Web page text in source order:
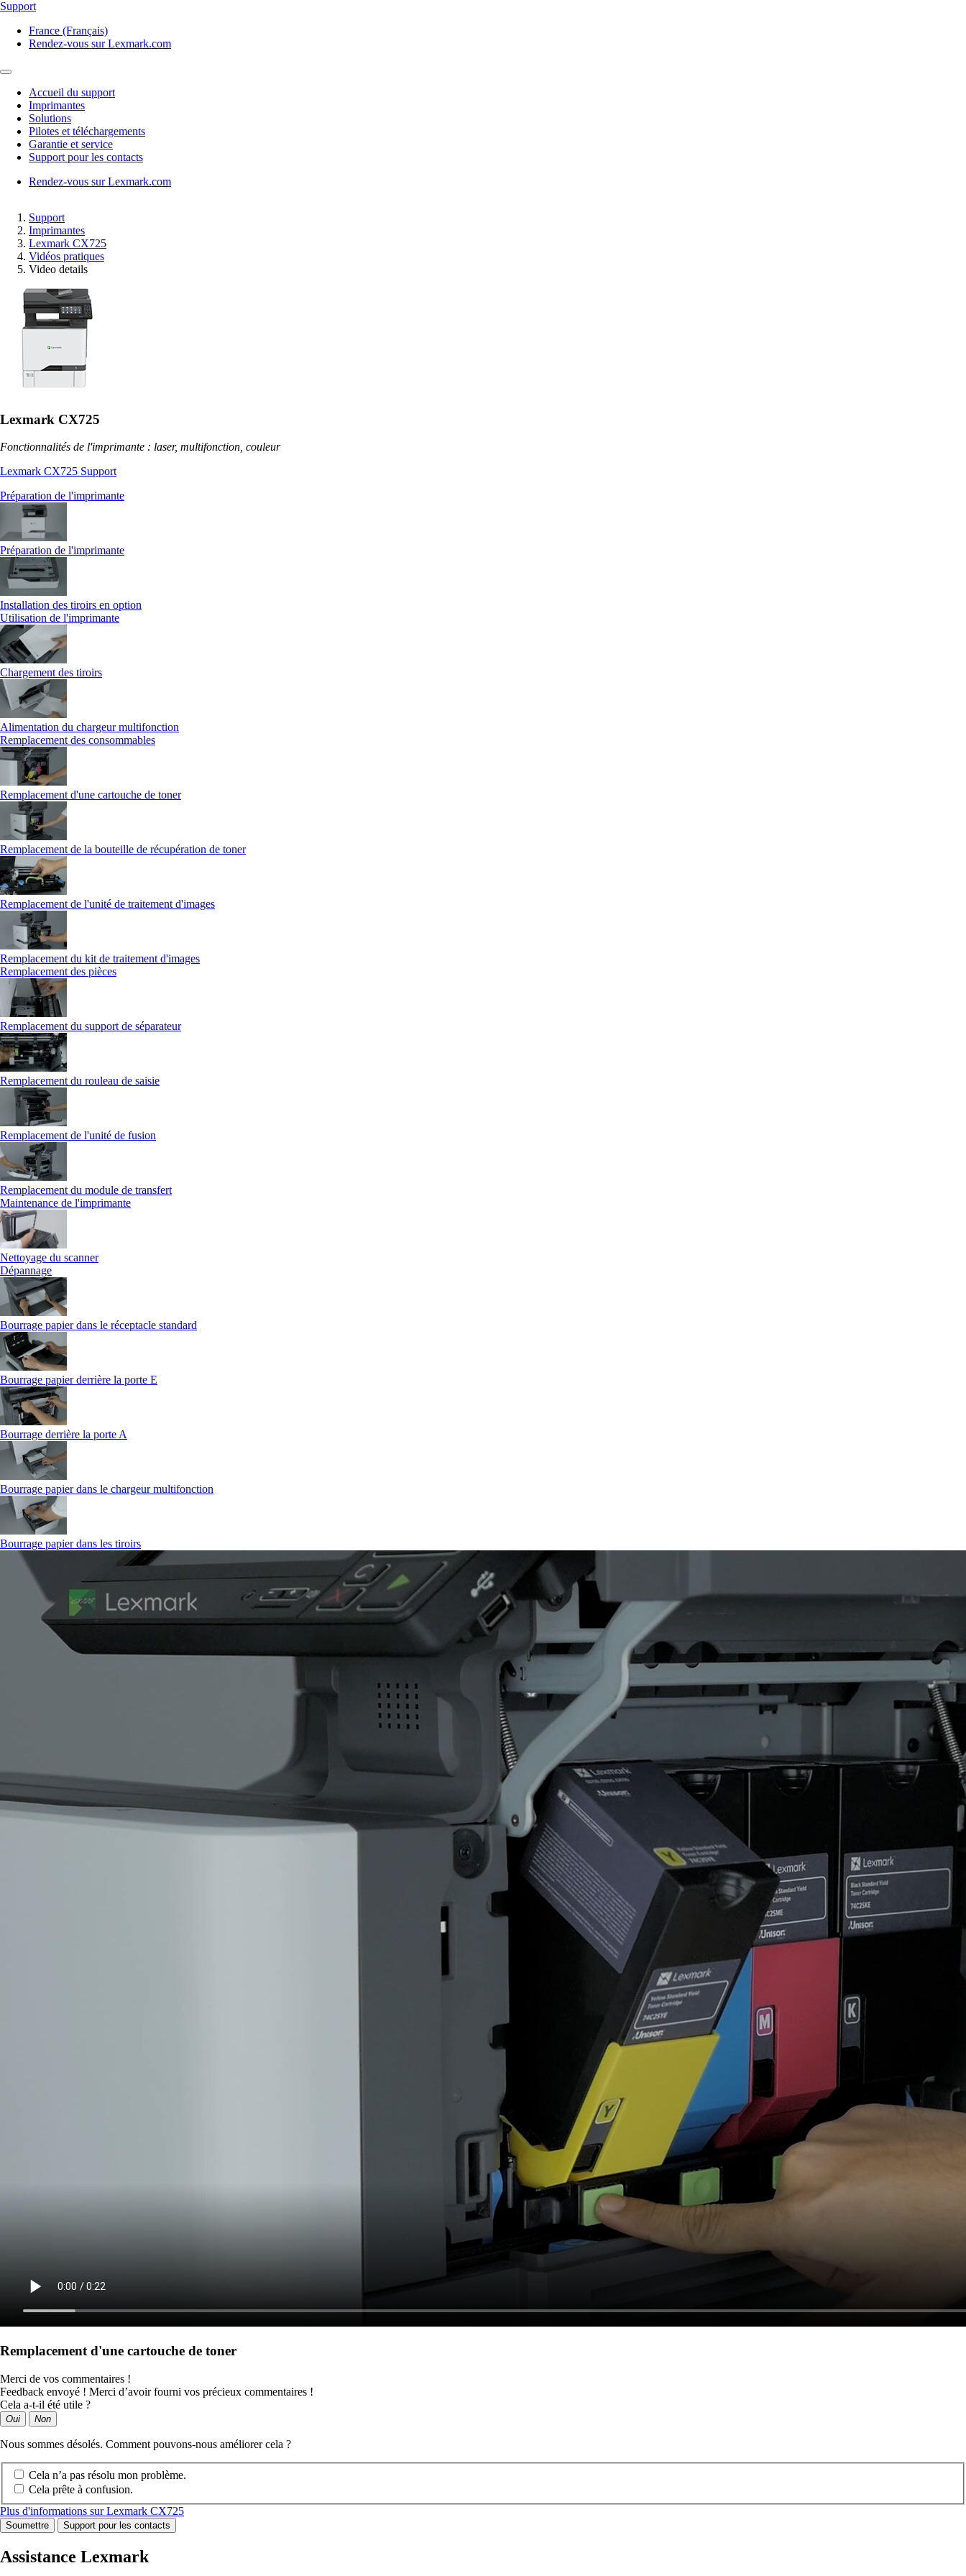
Support
France (Français)
Rendez-vous sur Lexmark.com
Accueil du support
Imprimantes
Solutions
Pilotes et téléchargements
Garantie et service
Support pour les contacts
Rendez-vous sur Lexmark.com
Support
Imprimantes
Lexmark CX725
Vidéos pratiques
Video details
Lexmark CX725
Fonctionnalités de l'imprimante : laser, multifonction, couleur
Lexmark CX725 Support
Préparation de l'imprimante
Préparation de l'imprimante
Installation des tiroirs en option
Utilisation de l'imprimante
Chargement des tiroirs
Alimentation du chargeur multifonction
Remplacement des consommables
Remplacement d'une cartouche de toner
Remplacement de la bouteille de récupération de toner
Remplacement de l'unité de traitement d'images
Remplacement du kit de traitement d'images
Remplacement des pièces
Remplacement du support de séparateur
Remplacement du rouleau de saisie
Remplacement de l'unité de fusion
Remplacement du module de transfert
Maintenance de l'imprimante
Nettoyage du scanner
Dépannage
Bourrage papier dans le réceptacle standard
Bourrage papier derrière la porte E
Bourrage derrière la porte A
Bourrage papier dans le chargeur multifonction
Bourrage papier dans les tiroirs
Remplacement d'une cartouche de toner
Merci de vos commentaires !
Feedback envoyé ! Merci d’avoir fourni vos précieux commentaires !
Cela a-t-il été utile ?
Oui Non
Nous sommes désolés. Comment pouvons-nous améliorer cela ?
Cela n’a pas résolu mon problème.
Cela prête à confusion.
Plus d'informations sur Lexmark CX725
Soumettre Support pour les contacts
Assistance Lexmark